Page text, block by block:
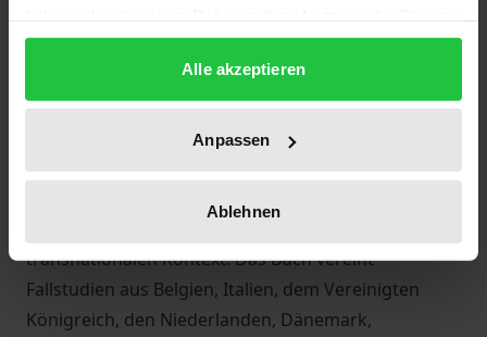
gesammelt haben.
Alle akzeptieren
Anpassen
Ablehnen
schafft Abhilfe. Es beschäftigt sich mit den
wichtigsten Herausforderungen für den sozialen
Schutz durch Digitalisierung, dem Zugang zu
Sicherungssystemen und deren Finanzierung am
Beispiel der Plattformarbeit. Es gibt einen Überblick
transnationalen Kontext. Das Buch vereint
Fallstudien aus Belgien, Italien, dem Vereinigten
Königreich, den Niederlanden, Dänemark,